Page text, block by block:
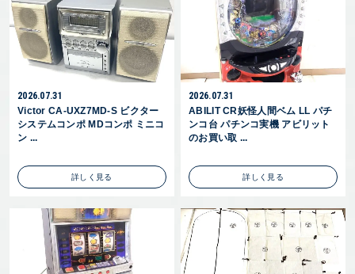
2026.07.31
Victor CA-UXZ7MD-S ビクター
システムコンポ MDコンポ ミニコ
ン ...
詳しく見る
2026.07.31
ABILIT CR妖怪人間ベム LL パチ
ンコ台 パチンコ実機 アビリット
のお買い取 ...
詳しく見る